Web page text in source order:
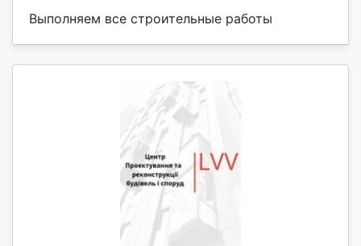
Выполняем все строительные работы